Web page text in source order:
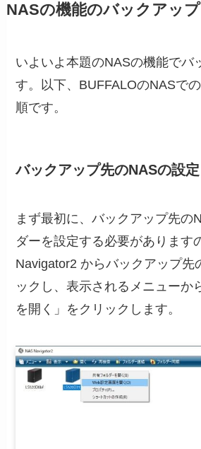
NASの機能のバックアップ
いよいよ本題のNASの機能でバ
す。以下、BUFFALOのNASで
順です。
バックアップ先のNASの設定
まず最初に、バックアップ先の
ダーを設定する必要があります
Navigator2 からバックアップ先
ックし、表示されるメニューか
を開く」をクリックします。